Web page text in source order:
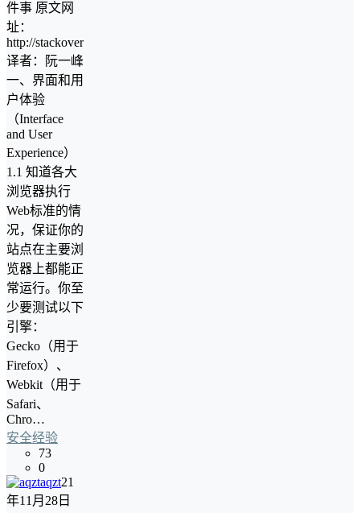
件事 原文网
址：
http://stackoverflow.com/questions/72394
译者：阮一峰
一、界面和用
户体验
（Interface
and User
Experience）
1.1 知道各大
浏览器执行
Web标准的情
况，保证你的
站点在主要浏
览器上都能正
常运行。你至
少要测试以下
引擎：
Gecko（用于
Firefox）、
Webkit（用于
Safari、
Chro…
安全经验
73
0
aqzt21
年11月28日